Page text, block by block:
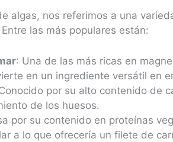
algas, nos referimos a una
las más populares están:
: Una de las más ricas en
en un ingrediente versátil en
por su alto contenido de
de los huesos​.
por su contenido en proteínas
a lo que ofrecería un filete de